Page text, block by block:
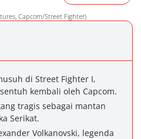
Capcom/Street Fighter)
di Street Fighter I,
kembali oleh Capcom.
tragis sebagai mantan
Serikat.
Volkanovski, legenda